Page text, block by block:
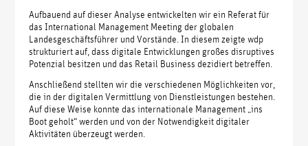
Aufbauend auf dieser Analyse entwickelten wir ein Referat für
das International Management Meeting der globalen
Landesgeschäftsführer und Vorstände. In diesem zeigte wdp
strukturiert auf, dass digitale Entwicklungen großes disruptives
Potenzial besitzen und das Retail Business dezidiert betreffen.
Anschließend stellten wir die verschiedenen Möglichkeiten vor,
die in der digitalen Vermittlung von Dienstleistungen bestehen.
Auf diese Weise konnte das internationale Management „ins
Boot geholt“ werden und von der Notwendigkeit digitaler
Aktivitäten überzeugt werden.